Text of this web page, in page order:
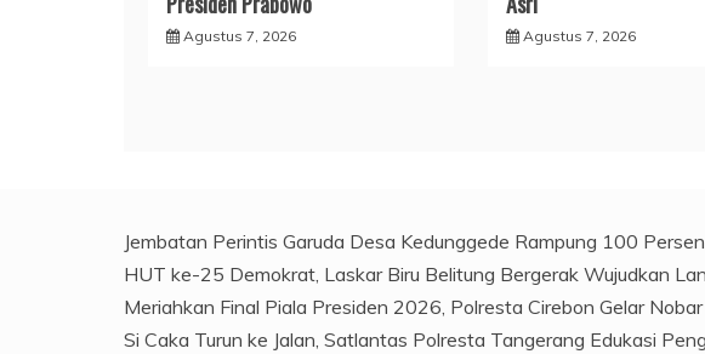
Agustus 7, 2026 Agustus 7, 2026
Jembatan Perintis Garuda Desa Kedunggede Rampung 100
HUT ke-25 Demokrat, Laskar Biru Belitung Bergerak Wujudkan
Meriahkan Final Piala Presiden 2026, Polresta Cirebon Gelar
Si Caka Turun ke Jalan, Satlantas Polresta Tangerang Edukasi